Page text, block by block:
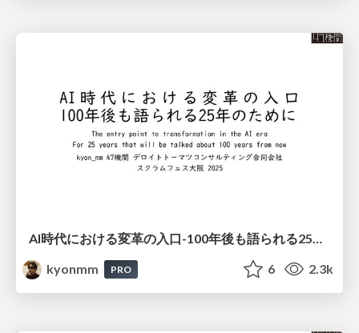
kyonmm
PRO 6 2.3k